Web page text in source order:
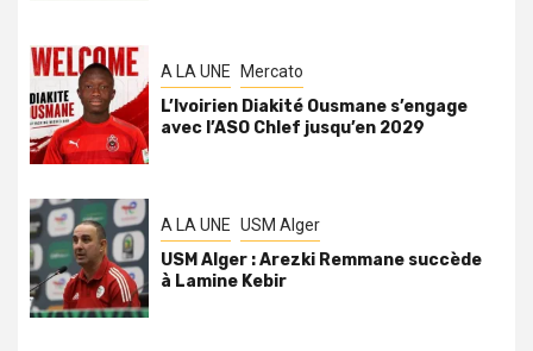
A LA UNE Mercato
L’Ivoirien Diakité Ousmane s’engage
avec l’ASO Chlef jusqu’en 2029
A LA UNE USM Alger
USM Alger : Arezki Remmane succède
à Lamine Kebir